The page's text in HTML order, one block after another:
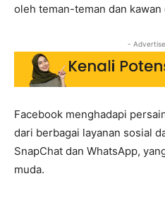
oleh teman-teman dan kawan
-
Facebook menghadapi
dari berbagai layanan sosial
SnapChat dan WhatsApp,
muda.